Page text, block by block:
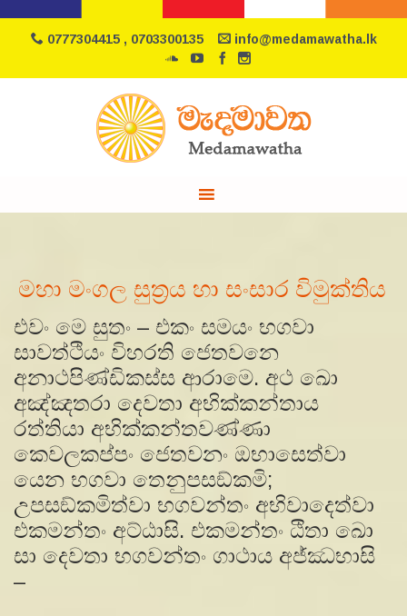
0777304415 , 0703300135 info@medamawatha.lk
මහා මංගල සුත්‍රය හා සංසාර විමුක්තිය
එවං මෙ සුතං – එකං සමයං භගවා
සාවත්ථියං විහරති ජෙතවනෙ
අනාථපිණ්ඩිකස්ස ආරාමෙ. අථ ඛො
අඤ්ඤතරා දෙවතා අභික්කන්තාය
රත්තියා අභික්කන්තවණ්ණා
කෙවලකප්පං ජෙතවනං ඔභාසෙත්වා
යෙන භගවා තෙනුපසඞ්කමි;
උපසඞ්කමිත්වා භගවන්තං අභිවාදෙත්වා
එකමන්තං අට්ඨාසි. එකමන්තං ඨිතා ඛො
සා දෙවතා භගවන්තං ගාථාය අජ්ඣභාසි
–